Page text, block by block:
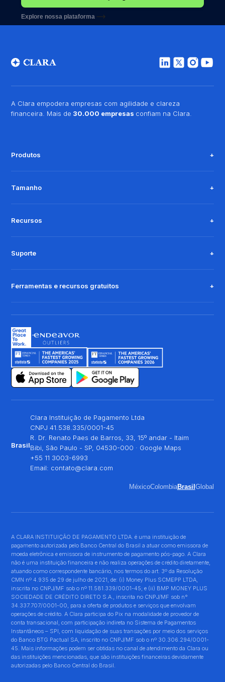
Explore nossa plataforma
A Clara empodera empresas com agilidade e clareza
financeira. Mais de 30.000 empresas confiam na Clara.
Produtos
Tamanho
Recursos
Suporte
Ferramentas e recursos gratuitos
Brasil
Clara Instituição de Pagamento Ltda
CNPJ 41.538.335/0001-45
R. Dr. Renato Paes de Barros, 33, 15º andar - Itaim
Bibi, São Paulo - SP, 04530-000 · Google Maps
+55 11 3003-6993
Email: contato@clara.com
MéxicoColombiaBrasil Global
A CLARA INSTITUIÇÃO DE PAGAMENTO LTDA. é uma instituição de
pagamento autorizada pelo Banco Central do Brasil a atuar como emissora de
moeda eletrônica e emissora de instrumento de pagamento pós-pago. A Clara
não é uma instituição financeira e não realiza operações de crédito diretamente,
atuando como correspondente bancário, nos termos do art. 3º da Resolução
CMN nº 4.935 de 29 de julho de 2021, de: (i) Money Plus SCMEPP LTDA,
inscrita no CNPJ/MF sob o nº 11.581.339/0001-45; e (ii) BMP MONEY PLUS
SOCIEDADE DE CRÉDITO DIRETO S.A., inscrita no CNPJ/MF sob n°
34.337.707/0001-00, para a oferta de produtos e serviços que envolvam
operações de crédito. A Clara participa do Pix na modalidade de provedor de
conta transacional, com participação indireta no Sistema de Pagamentos
Instantâneos – SPI, com liquidação de suas transações por meio dos serviços
do Banco BTG Pactual SA, inscrito no CNPJ/MF sob o nº 30.306.294/0001-
45. Mais informações podem ser obtidas no canal de atendimento da Clara ou
das instituições mencionadas, que são instituições financeiras devidamente
autorizadas pelo Banco Central do Brasil.